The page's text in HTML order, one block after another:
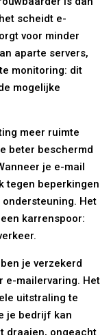
scheidt e-
voor minder
aparte servers,
monitoring: dit
mogelijke
meer ruimte
beter beschermd
je e-mail
tegen beperkingen
Het
karrenspoor:
je verzekerd
e-mailervaring. Het
uitstraling te
je bedrijf kan
draaien, ongeacht